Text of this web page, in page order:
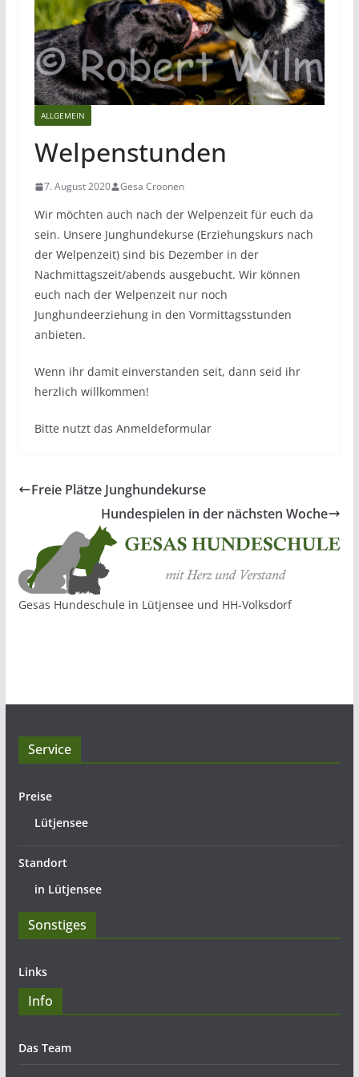
ALLGEMEIN
Welpenstunden
7. August 2020 Gesa Croonen
Wir möchten auch nach der Welpenzeit für euch da
sein. Unsere Junghundekurse (Erziehungskurs nach
der Welpenzeit) sind bis Dezember in der
Nachmittagszeit/abends ausgebucht. Wir können
euch nach der Welpenzeit nur noch
Junghundeerziehung in den Vormittagsstunden
anbieten.
Wenn ihr damit einverstanden seit, dann seid ihr
herzlich willkommen!
Bitte nutzt das Anmeldeformular
Freie Plätze Junghundekurse
Hundespielen in der nächsten Woche
Gesas Hundeschule in Lütjensee und HH-Volksdorf
Service
Preise
Lütjensee
Standort
in Lütjensee
Sonstiges
Links
Info
Das Team